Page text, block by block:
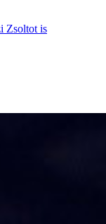
Zsoltot is